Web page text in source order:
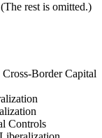
rest is omitted.)
Border Capital
Controls